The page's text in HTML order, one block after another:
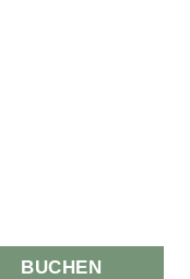
BUCHEN